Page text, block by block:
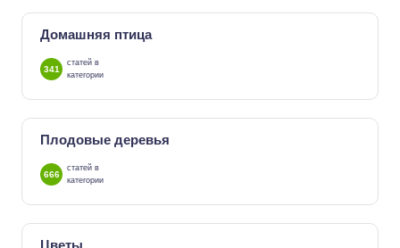
Домашняя птица
341
статей в
категории
Плодовые деревья
666
статей в
категории
Цветы